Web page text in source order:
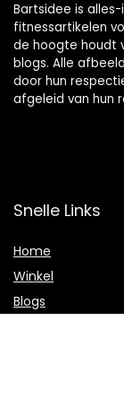
Bartsidee is
fitnessartikelen
de hoogte houdt
blogs. Alle
door hun
afgeleid van hun
Snelle Links
Home
Winkel
Blogs